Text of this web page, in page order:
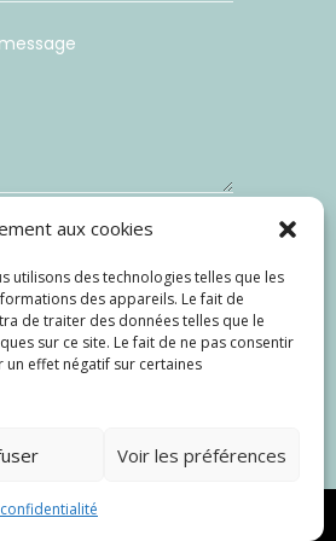
aux cookies
utilisons des technologies telles que les
des appareils. Le fait de
de traiter des données telles que le
sur ce site. Le fait de ne pas consentir
effet négatif sur certaines
Voir les préférences
4=
Envoi